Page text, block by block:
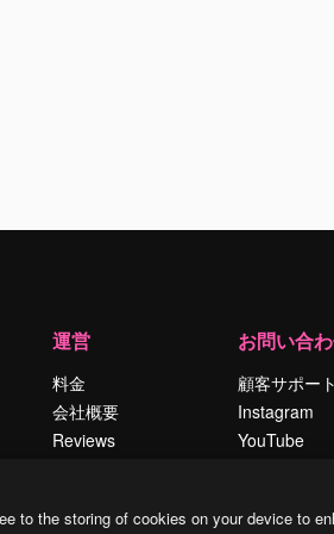
運営
料金
会社概要
Reviews
ブログ
お問い合
顧客サポート
Instagram
YouTube
Discord
to the storing of cookies on your device to